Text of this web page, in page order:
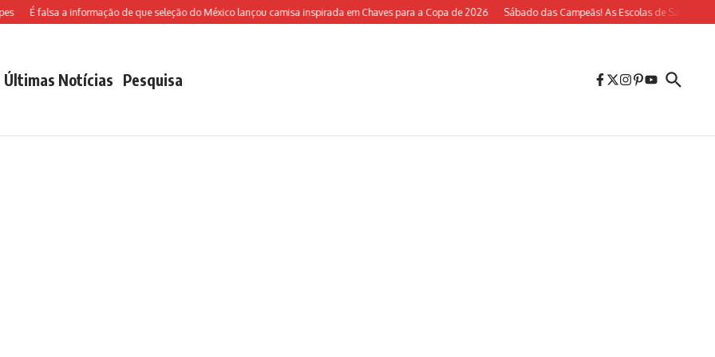
É falsa a informação de que seleção do México lançou camisa inspirada em Chaves para a Copa de 2026 Sábado das Campeãs! As Escolas de Samba do Rio
Últimas Notícias Pesquisa